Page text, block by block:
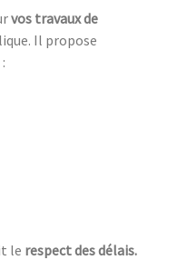
vos travaux de
Il propose
le respect des délais.